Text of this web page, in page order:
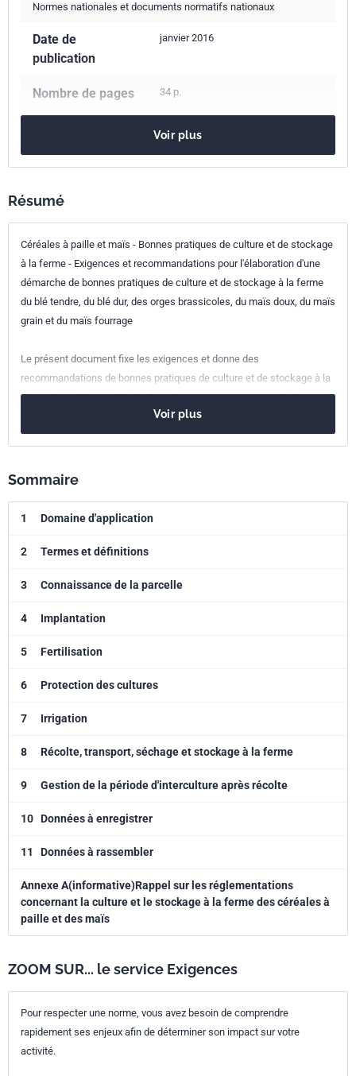
Normes nationales et documents normatifs nationaux
Date de
publication
janvier 2016
Nombre de pages 34 p.
Codes ICS
67.060
classement
Numéro de tirage 1
Voir plus
Résumé
Céréales à paille et maïs - Bonnes pratiques de culture et de stockage
à la ferme - Exigences et recommandations pour l'élaboration d'une
démarche de bonnes pratiques de culture et de stockage à la ferme
du blé tendre, du blé dur, des orges brassicoles, du maïs doux, du maïs
grain et du maïs fourrage
Le présent document fixe les exigences et donne des
recommandations de bonnes pratiques de culture et de stockage à la
ferme de certaines céréales à mettre en oeuvre par un producteur
agricole dans le cadre d'une démarche qualité portant sur les qualités
sanitaire et technologique, le respect de l'environnement et de la
et la traçabilité des pratiques.
Voir plus
Sommaire
1 Domaine d'application
2 Termes et définitions
3 Connaissance de la parcelle
4 Implantation
5 Fertilisation
6 Protection des cultures
7 Irrigation
8 Récolte, transport, séchage et stockage à la ferme
9 Gestion de la période d'interculture après récolte
10 Données à enregistrer
11 Données à rassembler
Annexe A(informative)Rappel sur les réglementations
concernant la culture et le stockage à la ferme des céréales à
paille et des maïs
ZOOM SUR... le service Exigences
Pour respecter une norme, vous avez besoin de comprendre
rapidement ses enjeux afin de déterminer son impact sur votre
activité.